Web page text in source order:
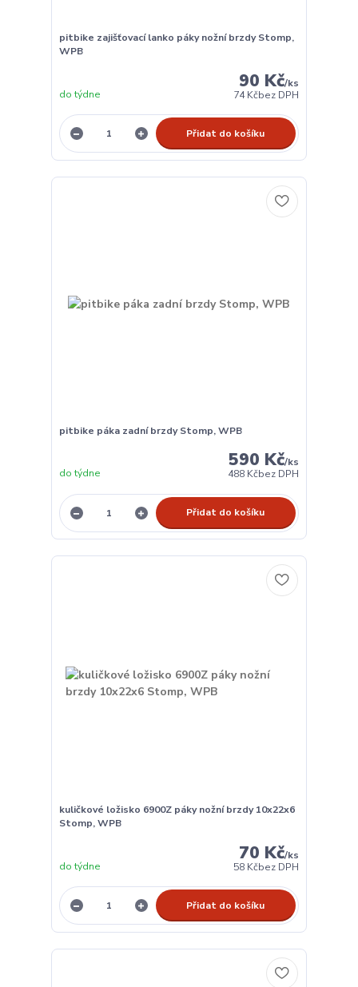
pitbike zajišťovací lanko páky nožní brzdy Stomp,
WPB
90 Kč/ks
74 Kčbez DPH
do týdne
Přidat do košíku
pitbike páka zadní brzdy Stomp, WPB
590 Kč/ks
488 Kčbez DPH
do týdne
Přidat do košíku
kuličkové ložisko 6900Z páky nožní brzdy 10x22x6
Stomp, WPB
70 Kč/ks
58 Kčbez DPH
do týdne
Přidat do košíku